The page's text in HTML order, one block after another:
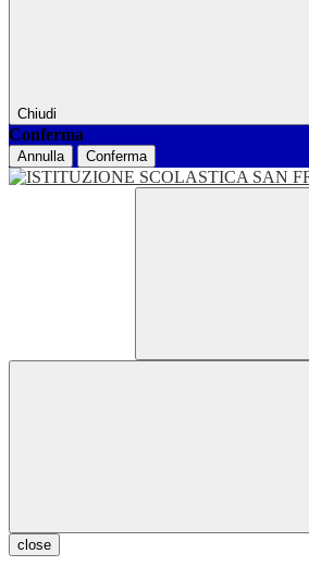
Chiudi
Conferma
Annulla Conferma
close